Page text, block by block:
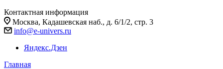
Контактная информация
Москва, Кадашевская наб., д. 6/1/2, стр. 3
info@e-univers.ru
Яндекс.Дзен
Главная